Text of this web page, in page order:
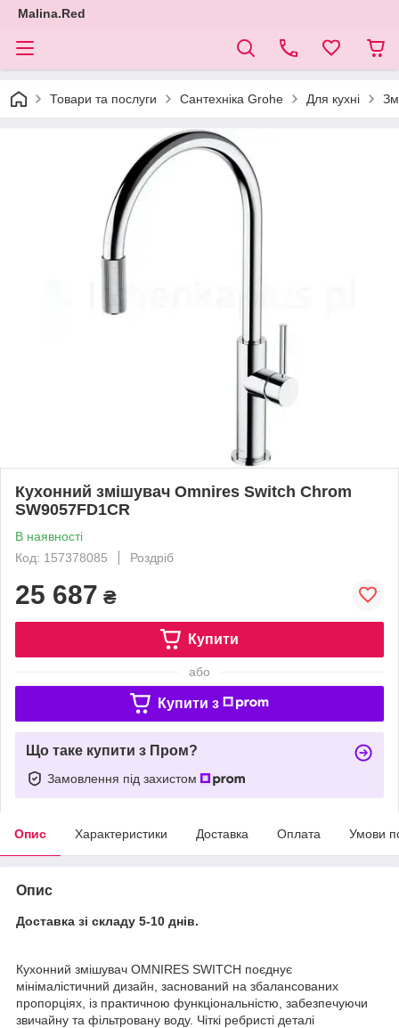
Malina.Red
Товари та послуги Сантехніка Grohe Для кухні
Кухонний змішувач Omnires Switch Chrom
SW9057FD1CR
В наявності
Код: 157378085
Роздріб
25 687 ₴
Купити
або
Купити з
Що таке купити з Пром?
Замовлення під захистом
Опис Характеристики Доставка Оплата Умови
Опис
Доставка зі складу 5-10 днів.
Кухонний змішувач OMNIRES SWITCH поєднує
мінімалістичний дизайн, заснований на збалансованих
пропорціях, із практичною функціональністю, забезпечуючи
звичайну та фільтровану воду. Чіткі ребристі деталі